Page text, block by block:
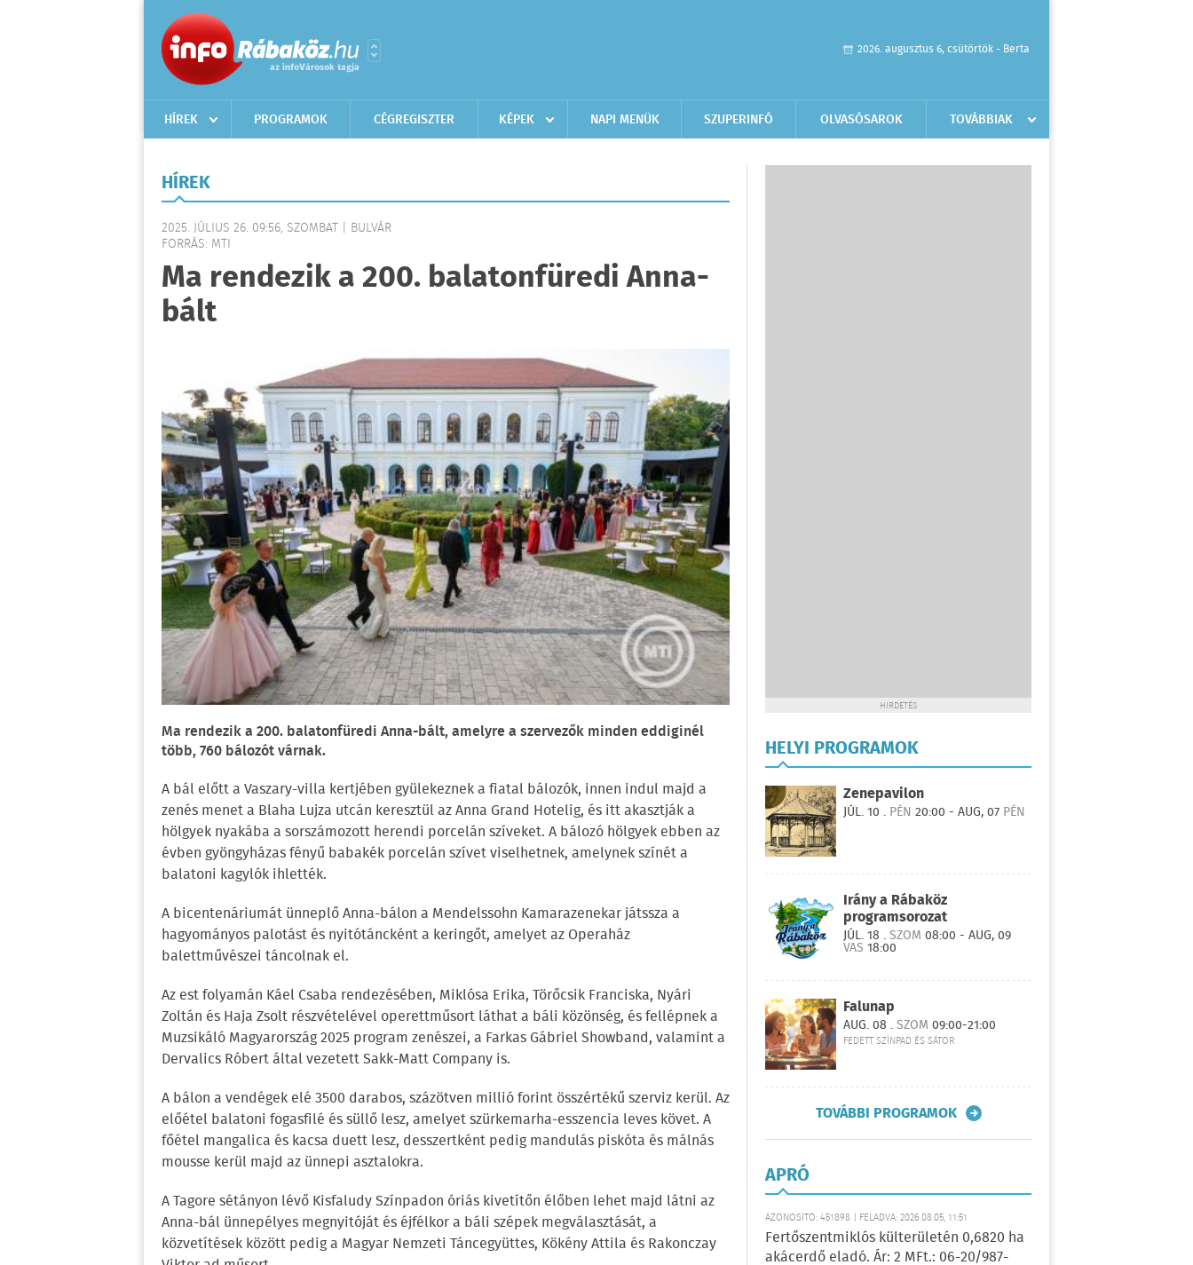
2026. augusztus 6, csütörtök - Berta
HÍREK PROGRAMOK CÉGREGISZTER KÉPEK NAPI MENÜK SZUPERINFÓ OLVASÓSAROK TOVÁBBIAK
HÍREK
2025. JÚLIUS 26. 09:56, SZOMBAT | BULVÁR
FORRÁS: MTI
Ma rendezik a 200. balatonfüredi Anna-
bált
Ma rendezik a 200. balatonfüredi Anna-bált, amelyre a szervezők minden eddiginél
több, 760 bálozót várnak.
A bál előtt a Vaszary-villa kertjében gyülekeznek a fiatal bálozók, innen indul majd a
zenés menet a Blaha Lujza utcán keresztül az Anna Grand Hotelig, és itt akasztják a
hölgyek nyakába a sorszámozott herendi porcelán szíveket. A bálozó hölgyek ebben az
évben gyöngyházas fényű babakék porcelán szívet viselhetnek, amelynek színét a
balatoni kagylók ihlették.
A bicentenáriumát ünneplő Anna-bálon a Mendelssohn Kamarazenekar játssza a
hagyományos palotást és nyitótáncként a keringőt, amelyet az Operaház
balettművészei táncolnak el.
Az est folyamán Káel Csaba rendezésében, Miklósa Erika, Törőcsik Franciska, Nyári
Zoltán és Haja Zsolt részvételével operettműsort láthat a báli közönség, és fellépnek a
Muzsikáló Magyarország 2025 program zenészei, a Farkas Gábriel Showband, valamint a
Dervalics Róbert által vezetett Sakk-Matt Company is.
A bálon a vendégek elé 3500 darabos, százötven millió forint összértékű szerviz kerül. Az
előétel balatoni fogasfilé és süllő lesz, amelyet szürkemarha-esszencia leves követ. A
főétel mangalica és kacsa duett lesz, desszertként pedig mandulás piskóta és málnás
mousse kerül majd az ünnepi asztalokra.
A Tagore sétányon lévő Kisfaludy Színpadon óriás kivetítőn élőben lehet majd látni az
Anna-bál ünnepélyes megnyitóját és éjfélkor a báli szépek megválasztását, a
közvetítések között pedig a Magyar Nemzeti Táncegyüttes, Kökény Attila és Rakonczay
HIRDETÉS
HELYI PROGRAMOK
Zenepavilon
JÚL. 10 . PÉN 20:00 - AUG, 07 PÉN
Irány a Rábaköz
programsorozat
JÚL. 18 .SZOM 08:00 - AUG, 09
VAS 18:00
Falunap
AUG. 08 .SZOM 09:00-21:00
FEDETT SZÍNPAD ÉS SÁTOR
TOVÁBBI PROGRAMOK
APRÓ
AZONOSÍTÓ: 451898 | FELADVA: 2026.08.05, 11:51
Fertőszentmiklós külterületén 0,6820 ha
akácerdő eladó. Ár: 2 MFt.: 06-20/987-